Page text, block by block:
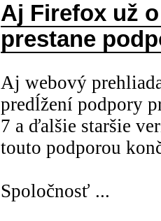
Aj Firefox už
prestane
Aj webový
predĺžení podpory
7 a ďalšie staršie
touto podporou
Spoločnosť ...